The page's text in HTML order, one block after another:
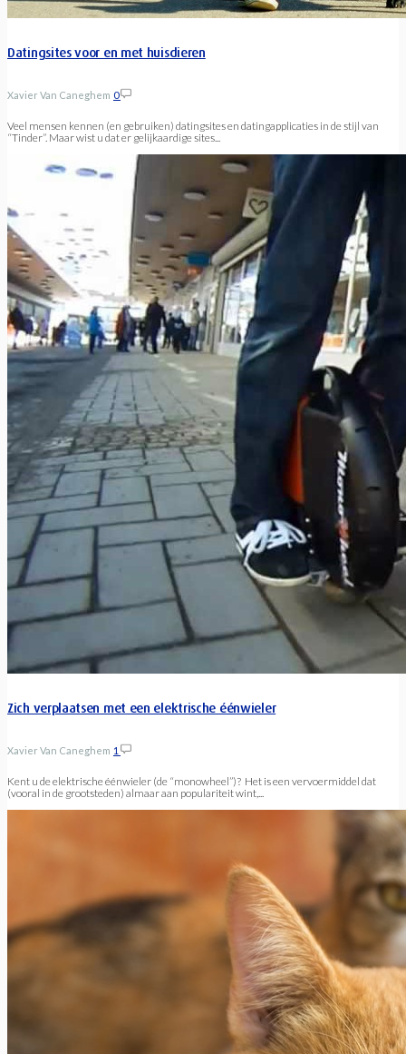
Datingsites voor en met huisdieren
Xavier Van Caneghem 0
Veel mensen kennen (en gebruiken) datingsites en datingapplicaties in de stijl van
“Tinder”. Maar wist u dat er gelijkaardige sites...
Zich verplaatsen met een elektrische éénwieler
Xavier Van Caneghem 1
Kent u de elektrische éénwieler (de “monowheel”)? Het is een vervoermiddel dat
(vooral in de grootsteden) almaar aan populariteit wint,...